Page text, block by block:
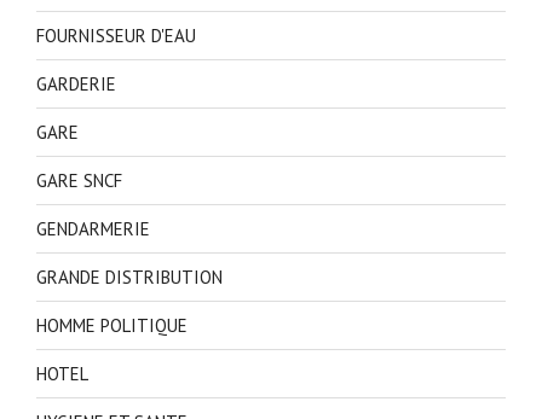
FOURNISSEUR D'EAU
GARDERIE
GARE
GARE SNCF
GENDARMERIE
GRANDE DISTRIBUTION
HOMME POLITIQUE
HOTEL